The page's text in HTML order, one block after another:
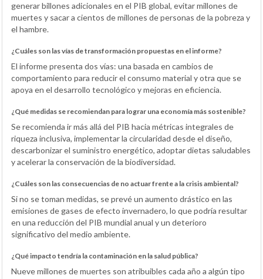
generar billones adicionales en el PIB global, evitar millones de
muertes y sacar a cientos de millones de personas de la pobreza y
el hambre.
¿Cuáles son las vías de transformación propuestas en el informe?
El informe presenta dos vías: una basada en cambios de
comportamiento para reducir el consumo material y otra que se
apoya en el desarrollo tecnológico y mejoras en eficiencia.
¿Qué medidas se recomiendan para lograr una economía más sostenible?
Se recomienda ir más allá del PIB hacia métricas integrales de
riqueza inclusiva, implementar la circularidad desde el diseño,
descarbonizar el suministro energético, adoptar dietas saludables
y acelerar la conservación de la biodiversidad.
¿Cuáles son las consecuencias de no actuar frente a la crisis ambiental?
Si no se toman medidas, se prevé un aumento drástico en las
emisiones de gases de efecto invernadero, lo que podría resultar
en una reducción del PIB mundial anual y un deterioro
significativo del medio ambiente.
¿Qué impacto tendría la contaminación en la salud pública?
Nueve millones de muertes son atribuibles cada año a algún tipo